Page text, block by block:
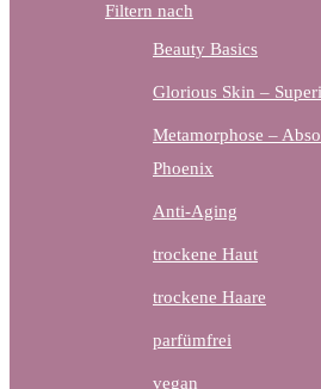
Filtern nach
Beauty Basics
Glorious Skin –
Metamorphose –
Phoenix
Anti-Aging
trockene Haut
trockene Haare
parfümfrei
vegan